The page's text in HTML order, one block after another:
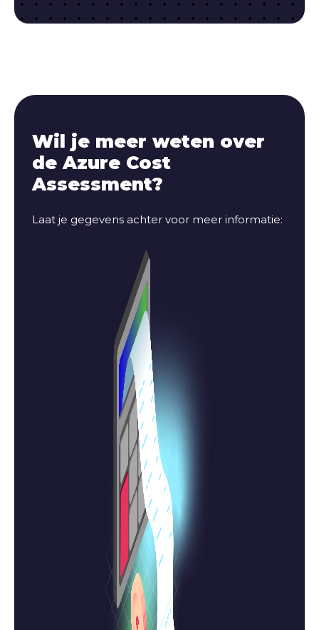
Wil je meer weten over
de Azure Cost
Assessment?
Laat je gegevens achter voor meer informatie: